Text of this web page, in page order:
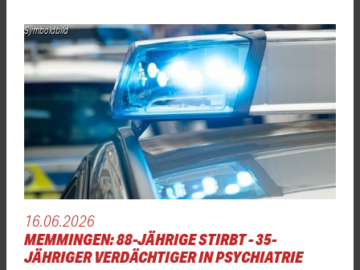
Symboldbild
16.06.2026
MEMMINGEN: 88-JÄHRIGE STIRBT - 35-
JÄHRIGER VERDÄCHTIGER IN PSYCHIATRIE